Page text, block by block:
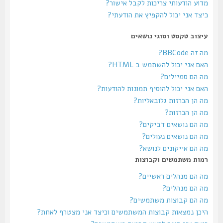
מדוע הודעותי צריכות לקבל אישור?
כיצד אני יכול להקפיץ את הודעתי?
עיצוב טקסט וסוגי נושאים
מה זה BBCode?
האם אני יכול להשתמש ב HTML?
מה הם סמיילים?
האם אני יכול להוסיף תמונות להודעות?
מה הן הכרזות גלובאליות?
מה הן הכרזות?
מה הם נושאים דביקים?
מה הם נושאים נעולים?
מה הם אייקונים לנושא?
רמות משתמשים וקבוצות
מה הם מנהלים ראשיים?
מה הם מנהלים?
מה הם קבוצות משתמשים?
היכן נמצאות קבוצות המשתמשים וכיצד אני מצטרף לאחת?